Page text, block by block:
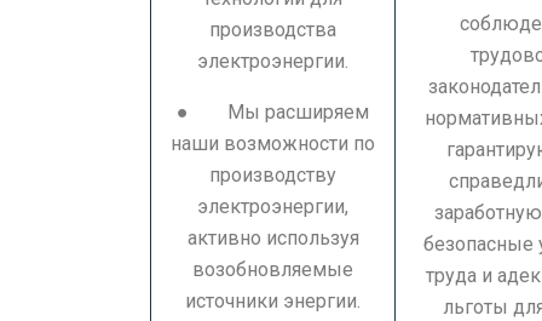
производства
электроэнергии.
● Мы расширяем
наши возможности по
производству
электроэнергии,
активно используя
возобновляемые
источники энергии.
безопасные
труда и
льготы